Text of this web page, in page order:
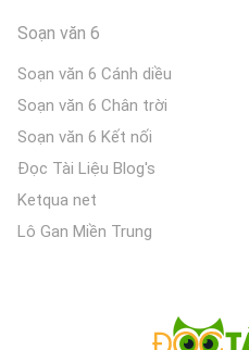
Soạn văn 6
Soạn văn 6 Cánh diều
Soạn văn 6 Chân trời
Soạn văn 6 Kết nối
Đọc Tài Liệu Blog's
Ketqua net
Lô Gan Miền Trung